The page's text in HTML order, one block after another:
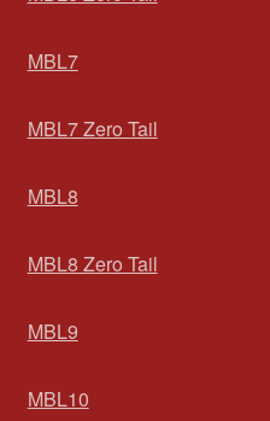
MBL7
MBL7 Zero Tail
MBL8
MBL8 Zero Tail
MBL9
MBL10